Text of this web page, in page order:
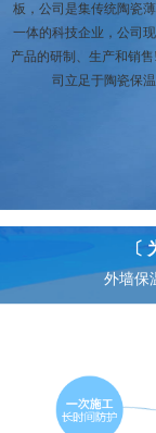
板，公司是集传统陶瓷
一体的科技企业，公司
产品的研制、生产和销
司立足于陶瓷保
〔
外墙保